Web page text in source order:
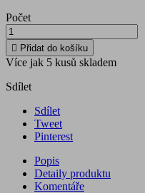
Počet
 Přidat do košíku
Více jak 5 kusů skladem
Sdílet
Sdílet
Tweet
Pinterest
Popis
Detaily produktu
Komentáře